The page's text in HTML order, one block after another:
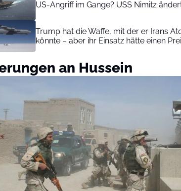
US-Angriff im Gange? USS Nimitz
Trump hat die Waffe, mit der er Irans
könnte – aber ihr Einsatz hätte einen
an Hussein